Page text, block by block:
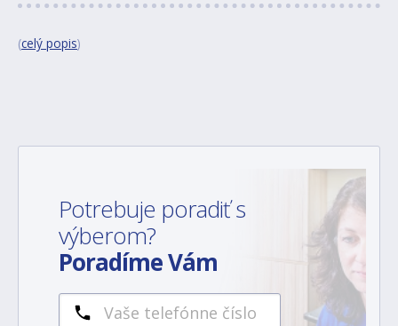
(celý popis)
Potrebuje poradiť s
výberom?
Poradíme Vám